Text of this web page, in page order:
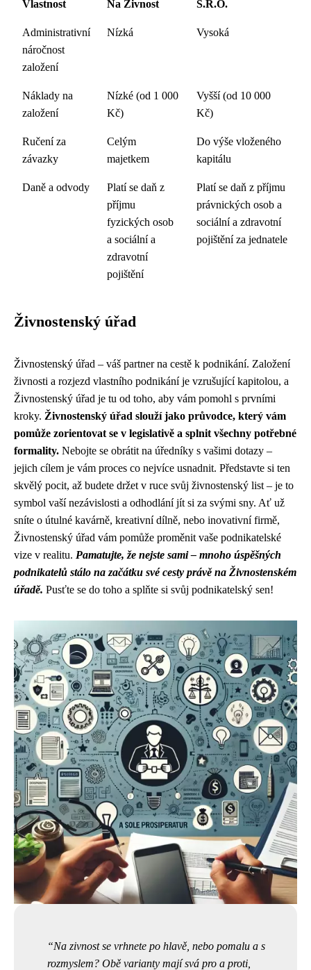
Vlastnost Na Živnost S.R.O.
Administrativní
náročnost
založení
Nízká Vysoká
Náklady na
založení
Nízké (od 1 000
Kč)
Vyšší (od 10 000
Kč)
Ručení za
závazky
Celým
majetkem
Do výše vloženého
kapitálu
Daně a odvody
Platí se daň z
příjmu
fyzických osob
a sociální a
zdravotní
pojištění
Platí se daň z příjmu
právnických osob a
sociální a zdravotní
pojištění za jednatele
Živnostenský úřad
Živnostenský úřad – váš partner na cestě k podnikání. Založení
živnosti a rozjezd vlastního podnikání je vzrušující kapitolou, a
Živnostenský úřad je tu od toho, aby vám pomohl s prvními
kroky. Živnostenský úřad slouží jako průvodce, který vám
pomůže zorientovat se v legislativě a splnit všechny potřebné
formality. Nebojte se obrátit na úředníky s vašimi dotazy –
jejich cílem je vám proces co nejvíce usnadnit. Představte si ten
skvělý pocit, až budete držet v ruce svůj živnostenský list – je to
symbol vaší nezávislosti a odhodlání jít si za svými sny. Ať už
sníte o útulné kavárně, kreativní dílně, nebo inovativní firmě,
Živnostenský úřad vám pomůže proměnit vaše podnikatelské
vize v realitu. Pamatujte, že nejste sami – mnoho úspěšných
podnikatelů stálo na začátku své cesty právě na Živnostenském
úřadě. Pusťte se do toho a splňte si svůj podnikatelský sen!
Na zivnost se vrhnete po hlavě, nebo pomalu a s
rozmyslem? Obě varianty mají svá pro a proti,